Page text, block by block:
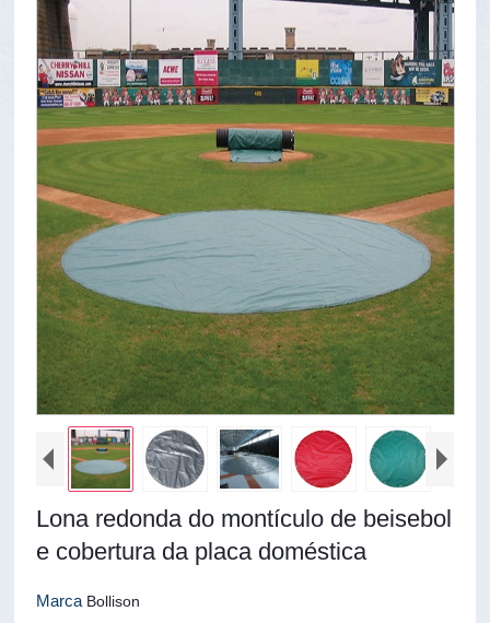
Lona redonda do montículo de beisebol
e cobertura da placa doméstica
Marca Bollison